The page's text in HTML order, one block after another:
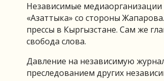
Независимые
«Азаттыка» со стороны
прессы в Кыргызстане. Сам же
свобода слова.
Давление на независимую
преследованием других